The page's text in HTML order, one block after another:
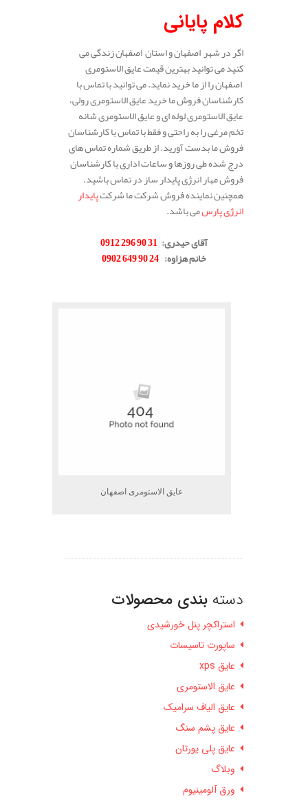
کلام پایانی
اگر در شهر اصفهان و استان اصفهان زندگی می
کنید می توانید بهترین قیمت عایق الاستومری
اصفهان را از ما خرید نماید. می توانید با تماس با
کارشناسان فروش ما خرید عایق الاستومری رولی،
عایق الاستومری لوله ای و عایق الاستومری شانه
تخم مرغی را به راحتی و فقط با تماس با کارشناسان
فروش ما بدست آورید. از طریق شماره تماس های
درج شده طی روزها و ساعات اداری با کارشناسان
فروش مهار انرژی پایدار ساز در تماس باشید.
همچنین نماینده فروش شرکت ما شرکتپایدار
انرژی پارسمی باشد.
آقای حیدری:
31 90 296 0912
خانم هزاوه:
24 90 649 0902
عایق الاستومری اصفهان
دسته بندی محصولات
استراکچر پنل خورشیدی
ساپورت تاسیسات
عایق xps
عایق الاستومری
عایق الیاف سرامیک
عایق پشم سنگ
عایق پلی یورتان
وبلاگ
ورق آلومینیوم